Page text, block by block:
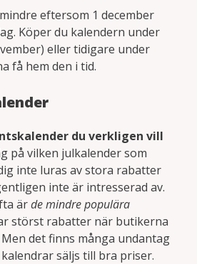
eftersom 1 december
Köper du kalendern under
eller tidigare under
få hem den i tid.
du verkligen vill
på vilken julkalender som
inte luras av stora rabatter
inte är intresserad av.
ärde mindre populära
störst rabatter när butikerna
det finns många undantag
säljs till bra priser.